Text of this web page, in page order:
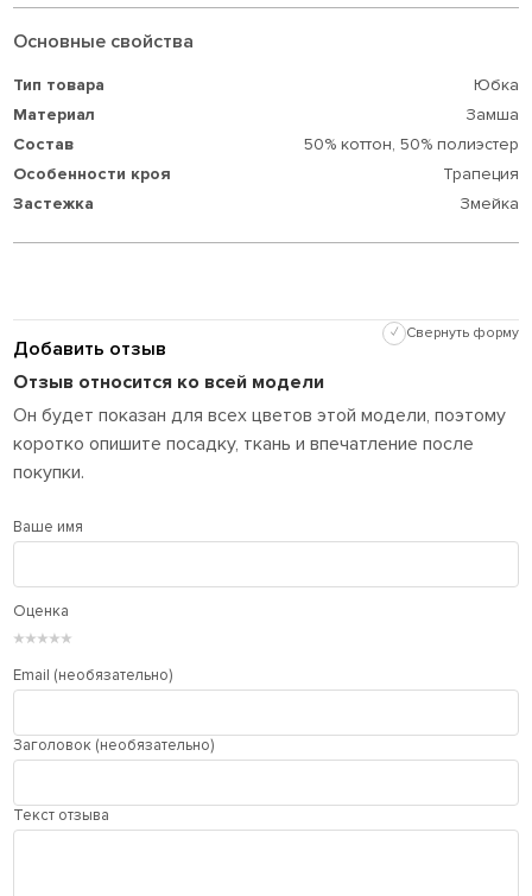
Основные свойства
Тип товара
Юбка
Материал
Замша
Состав
50% коттон, 50% полиэстер
Особенности кроя
Трaпеция
Застежка
Змейка
Добавить отзыв
✓ Свернуть форму
Отзыв относится ко всей модели
Он будет показан для всех цветов этой модели, поэтому
коротко опишите посадку, ткань и впечатление после
покупки.
Ваше имя
Оценка
★
★
★
★
★
Email (необязательно)
Заголовок (необязательно)
Текст отзыва